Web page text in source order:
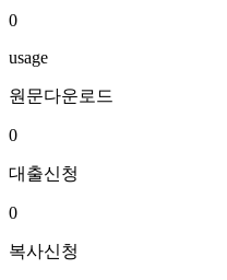
0
usage
원문다운로드
0
대출신청
0
복사신청